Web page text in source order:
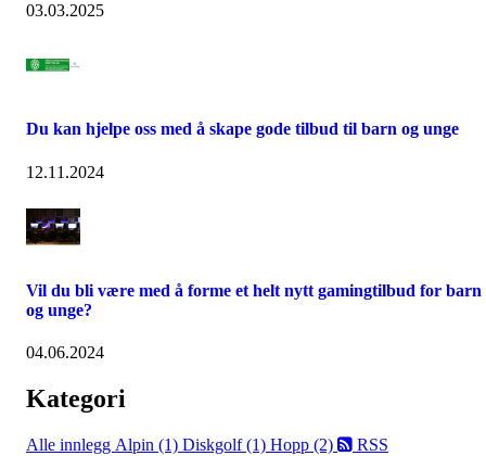
03.03.2025
Du kan hjelpe oss med å skape gode tilbud til barn og unge
12.11.2024
Vil du bli være med å forme et helt nytt gamingtilbud for barn
og unge?
04.06.2024
Kategori
Alle innlegg Alpin (1) Diskgolf (1) Hopp (2) RSS